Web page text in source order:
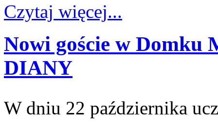
Czytaj więcej...
Nowi goście w Domku
DIANY
W dniu 22 października